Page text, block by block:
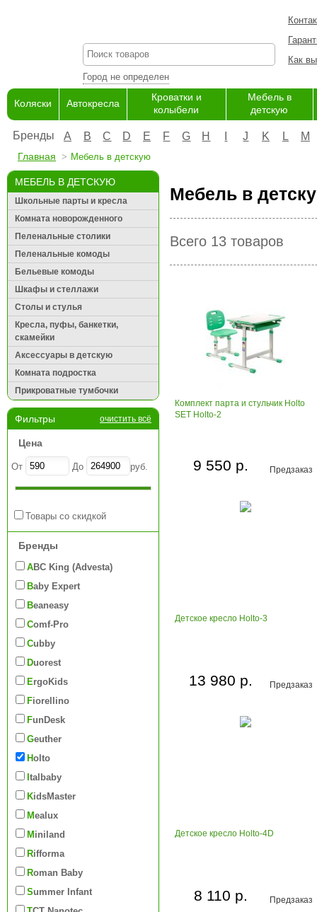
Город не определен
Как
Коляски Автокресла
Кроватки и
колыбели
Мебель в
детскую
Бренды A B C D E F G H J K L M
Главная Мебель в детскую
МЕБЕЛЬ В ДЕТСКУЮ
Школьные парты и кресла
Комната новорожденного
Пеленальные столики
Пеленальные комоды
Бельевые комоды
Шкафы и стеллажи
Столы и стулья
Кресла, пуфы, банкетки,
скамейки
Аксессуары в детскую
Комната подростка
Прикроватные тумбочки
Фильтры очистить всё
Цена
От До руб.
Товары со скидкой
Бренды
ABC King (Advesta)
Baby Expert
Beaneasy
Comf-Pro
Cubby
Duorest
ErgoKids
Fiorellino
FunDesk
Geuther
Holto
Italbaby
KidsMaster
Mealux
Miniland
Rifforma
Roman Baby
Summer Infant
Мебель в
Всего 13 товаров
Комплект парта и стульчик Holto
SET Holto-2
Предзаказ
9 550 р.
Детское кресло Holto-3
Предзаказ
13 980 р.
Детское кресло Holto-4D
Предзаказ
8 110 р.